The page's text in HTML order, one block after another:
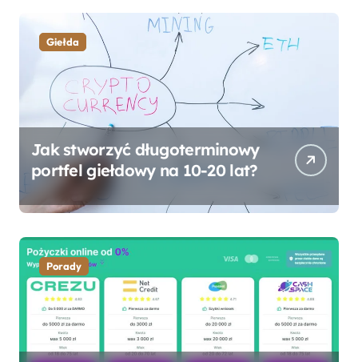
Giełda
Jak stworzyć długoterminowy
portfel giełdowy na 10-20 lat?
Porady